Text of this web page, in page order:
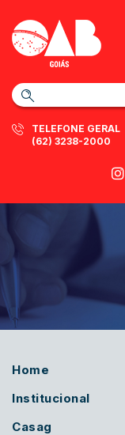
TELEFONE GERAL
(62) 3238-2000
Home
Institucional
Casag